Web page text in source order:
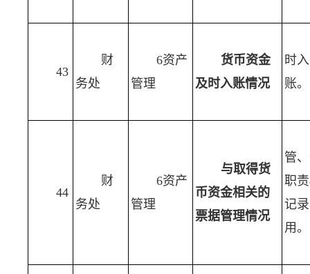
43
财
务处
6资产
管理
货币资金
及时入账情况
时
账。
44
财
务处
6资产
管理
与取得货
币资金相关的
票据管理情况
管
职
记
用。